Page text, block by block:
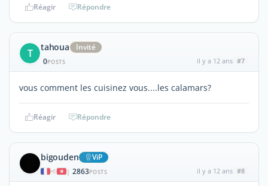
Réagir Répondre
T tahoua
Invité
0POSTS il y a 12 ans #7
vous comment les cuisinez vous....les calamars?
Réagir Répondre
bigouden ViP
| 2863POSTS il y a 12 ans #8